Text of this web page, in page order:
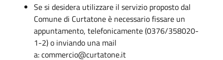
Se si desidera utilizzare il servizio proposto dal
Comune di Curtatone è necessario fissare un
appuntamento, telefonicamente (0376/358020-
1-2) o inviando una mail
a: commercio@curtatone.it